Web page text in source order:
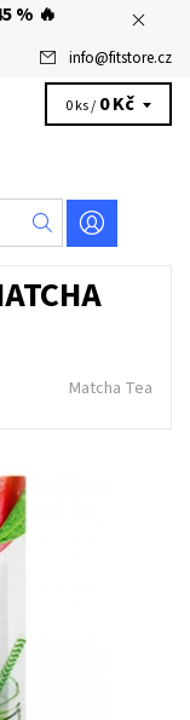
% 🔥
info@fitstore.cz
0 ks / 0 Kč
Matcha Tea